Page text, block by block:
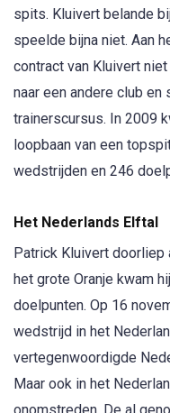
spits. Kluivert belande
speelde bijna niet. Aan
contract van Kluivert
naar een andere club
trainerscursus. In 2009
loopbaan van een
wedstrijden en 246
Het Nederlands Elftal
Patrick Kluivert doorliep
het grote Oranje kwam
doelpunten. Op 16
wedstrijd in het
vertegenwoordigde
Maar ook in het